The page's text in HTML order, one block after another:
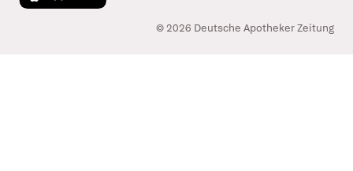
© 2026 Deutsche Apotheker Zeitung